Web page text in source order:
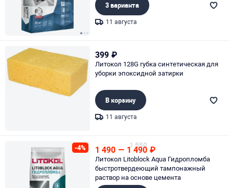
3 варианта
11 августа
399 ₽
Литокол 128G губка синтетическая для
уборки эпоксидной затирки
В корзину
11 августа
-4% 1 490 — 1 550
1 490 ₽
Литокол Litoblock Aqua Гидропломба
быстротвердеющий тампонажный
раствор на основе цемента